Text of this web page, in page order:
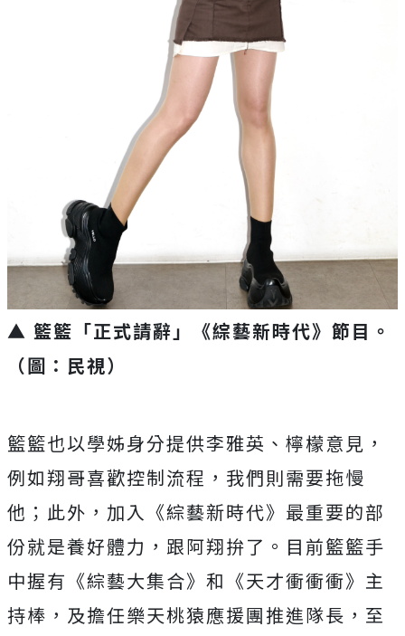
▲ 籃籃「正式請辭」《綜藝新時代》節目。
（圖：民視）
籃籃也以學姊身分提供李雅英、檸檬意見，
例如翔哥喜歡控制流程，我們則需要拖慢
他；此外，加入《綜藝新時代》最重要的部
份就是養好體力，跟阿翔拚了。目前籃籃手
中握有《綜藝大集合》和《天才衝衝衝》主
持棒，及擔任樂天桃猿應援團推進隊長，至